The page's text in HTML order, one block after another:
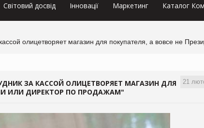
Світовий досвід Інновації Маркетинг Каталог
олицетворяет магазин для покупателя, а вовсе не
21
ЗА КАССОЙ ОЛИЦЕТВОРЯЕТ МАГАЗИН ДЛЯ
ИЛИ ДИРЕКТОР ПО ПРОДАЖАМ"